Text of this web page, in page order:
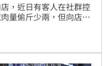
，近日有客人在社群控
量偷斤少兩，但向店家